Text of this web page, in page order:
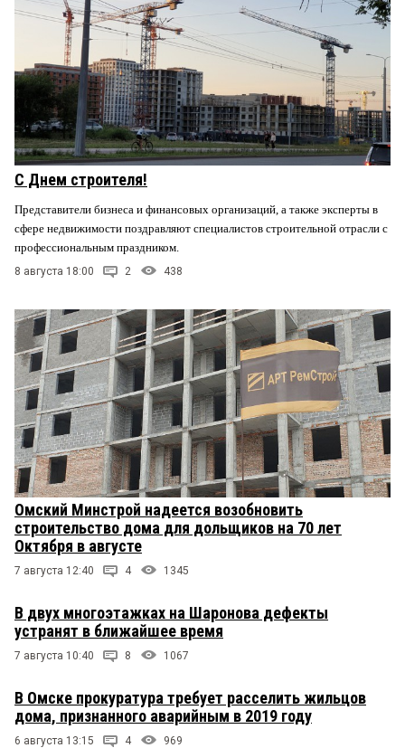
С Днем строителя!
Представители бизнеса и финансовых организаций, а также эксперты в
сфере недвижимости поздравляют специалистов строительной отрасли с
профессиональным праздником.
8 августа 18:00 2 438
Омский Минстрой надеется возобновить
строительство дома для дольщиков на 70 лет
Октября в августе
7 августа 12:40 4 1345
В двух многоэтажках на Шаронова дефекты
устранят в ближайшее время
7 августа 10:40 8 1067
В Омске прокуратура требует расселить жильцов
дома, признанного аварийным в 2019 году
6 августа 13:15 4 969